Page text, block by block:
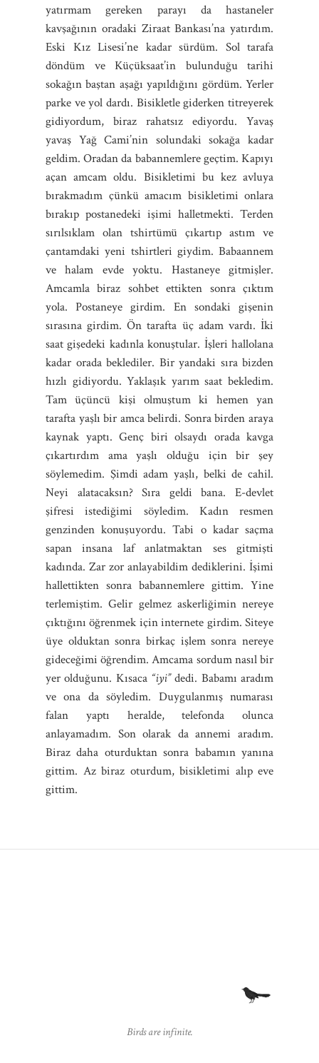
yatırmam gereken parayı da hastaneler
kavşağının oradaki Ziraat Bankası’na yatırdım.
Eski Kız Lisesi’ne kadar sürdüm. Sol tarafa
döndüm ve Küçüksaat’in bulunduğu tarihi
sokağın baştan aşağı yapıldığını gördüm. Yerler
parke ve yol dardı. Bisikletle giderken titreyerek
gidiyordum, biraz rahatsız ediyordu. Yavaş
yavaş Yağ Cami’nin solundaki sokağa kadar
geldim. Oradan da babannemlere geçtim. Kapıyı
açan amcam oldu. Bisikletimi bu kez avluya
bırakmadım çünkü amacım bisikletimi onlara
bırakıp postanedeki işimi halletmekti. Terden
sırılsıklam olan tshirtümü çıkartıp astım ve
çantamdaki yeni tshirtleri giydim. Babaannem
ve halam evde yoktu. Hastaneye gitmişler.
Amcamla biraz sohbet ettikten sonra çıktım
yola. Postaneye girdim. En sondaki gişenin
sırasına girdim. Ön tarafta üç adam vardı. İki
saat gişedeki kadınla konuştular. İşleri hallolana
kadar orada beklediler. Bir yandaki sıra bizden
hızlı gidiyordu. Yaklaşık yarım saat bekledim.
Tam üçüncü kişi olmuştum ki hemen yan
tarafta yaşlı bir amca belirdi. Sonra birden araya
kaynak yaptı. Genç biri olsaydı orada kavga
çıkartırdım ama yaşlı olduğu için bir şey
söylemedim. Şimdi adam yaşlı, belki de cahil.
Neyi alatacaksın? Sıra geldi bana. E-devlet
şifresi istediğimi söyledim. Kadın resmen
genzinden konuşuyordu. Tabi o kadar saçma
sapan insana laf anlatmaktan ses gitmişti
kadında. Zar zor anlayabildim dediklerini. İşimi
hallettikten sonra babannemlere gittim. Yine
terlemiştim. Gelir gelmez askerliğimin nereye
çıktığını öğrenmek için internete girdim. Siteye
üye olduktan sonra birkaç işlem sonra nereye
gideceğimi öğrendim. Amcama sordum nasıl bir
yer olduğunu. Kısaca “iyi”dedi. Babamı aradım
ve ona da söyledim. Duygulanmış numarası
falan yaptı heralde, telefonda olunca
anlayamadım. Son olarak da annemi aradım.
Biraz daha oturduktan sonra babamın yanına
gittim. Az biraz oturdum, bisikletimi alıp eve
gittim.
Birds are infinite.